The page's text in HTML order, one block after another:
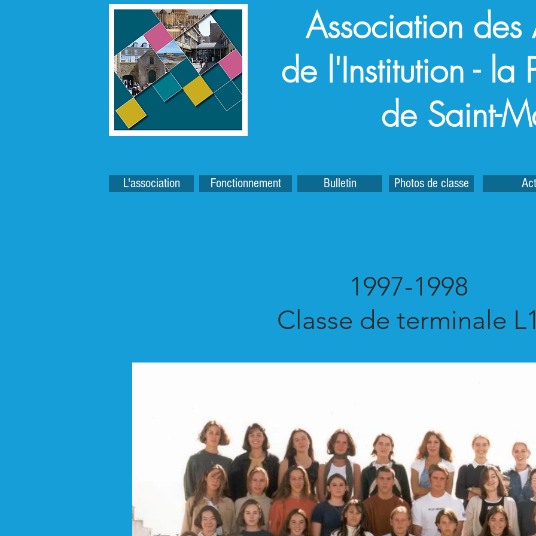
Association
de l'Institution - la
de Saint-
L'association Fonctionnement Bulletin Photos de classe
1997-1998
Classe de terminale